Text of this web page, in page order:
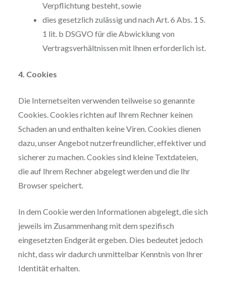
Verpflichtung besteht, sowie
dies gesetzlich zulässig und nach Art. 6 Abs. 1 S.
1 lit. b DSGVO für die Abwicklung von
Vertragsverhältnissen mit Ihnen erforderlich ist.
4. Cookies
Die Internetseiten verwenden teilweise so genannte
Cookies. Cookies richten auf Ihrem Rechner keinen
Schaden an und enthalten keine Viren. Cookies dienen
dazu, unser Angebot nutzerfreundlicher, effektiver und
sicherer zu machen. Cookies sind kleine Textdateien,
die auf Ihrem Rechner abgelegt werden und die Ihr
Browser speichert.
In dem Cookie werden Informationen abgelegt, die sich
jeweils im Zusammenhang mit dem spezifisch
eingesetzten Endgerät ergeben. Dies bedeutet jedoch
nicht, dass wir dadurch unmittelbar Kenntnis von Ihrer
Identität erhalten.